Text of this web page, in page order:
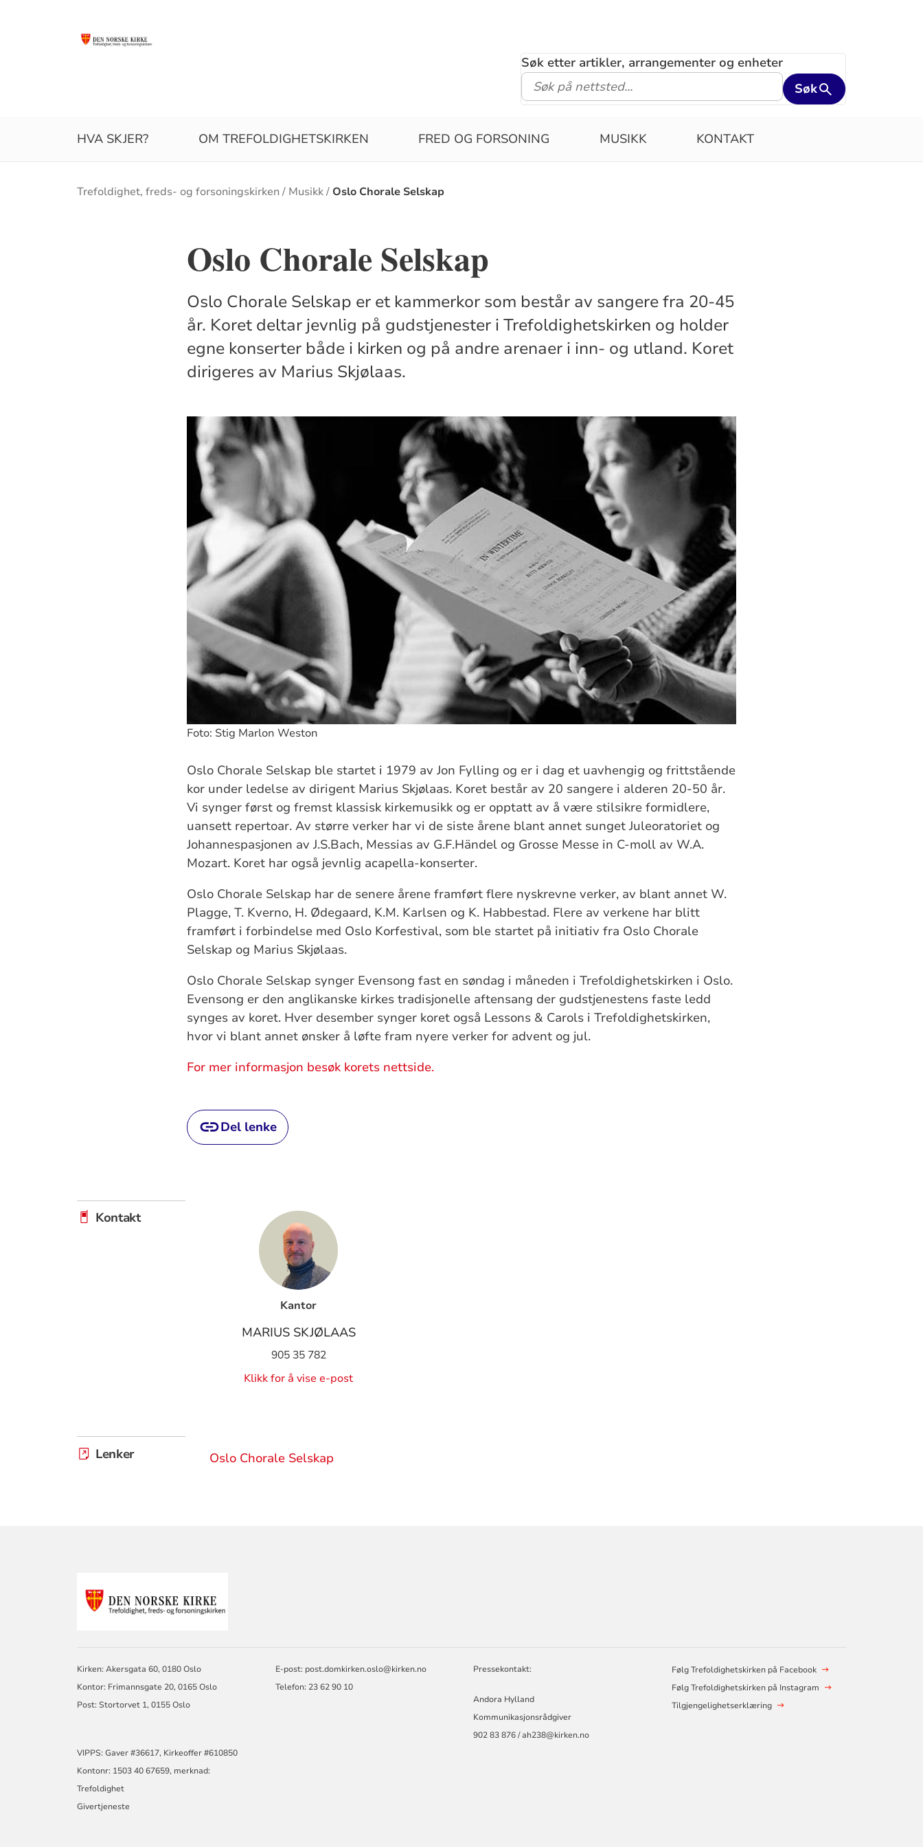
Søk etter artikler, arrangementer og enheter
Søk
HVA SKJER? OM TREFOLDIGHETSKIRKEN FRED OG FORSONING MUSIKK KONTAKT
Brødsmulesti
Trefoldighet, freds- og forsoningskirken Musikk Oslo Chorale Selskap
Oslo Chorale Selskap
Oslo Chorale Selskap er et kammerkor som består av sangere fra 20-45
år. Koret deltar jevnlig på gudstjenester i Trefoldighetskirken og holder
egne konserter både i kirken og på andre arenaer i inn- og utland. Koret
dirigeres av Marius Skjølaas.
Foto: Stig Marlon Weston
Oslo Chorale Selskap ble startet i 1979 av Jon Fylling og er i dag et uavhengig og frittstående
kor under ledelse av dirigent Marius Skjølaas. Koret består av 20 sangere i alderen 20-50 år.
Vi synger først og fremst klassisk kirkemusikk og er opptatt av å være stilsikre formidlere,
uansett repertoar. Av større verker har vi de siste årene blant annet sunget Juleoratoriet og
Johannespasjonen av J.S.Bach, Messias av G.F.Händel og Grosse Messe in C-moll av W.A.
Mozart. Koret har også jevnlig acapella-konserter.
Oslo Chorale Selskap har de senere årene framført flere nyskrevne verker, av blant annet W.
Plagge, T. Kverno, H. Ødegaard, K.M. Karlsen og K. Habbestad. Flere av verkene har blitt
framført i forbindelse med Oslo Korfestival, som ble startet på initiativ fra Oslo Chorale
Selskap og Marius Skjølaas.
Oslo Chorale Selskap synger Evensong fast en søndag i måneden i Trefoldighetskirken i Oslo.
Evensong er den anglikanske kirkes tradisjonelle aftensang der gudstjenestens faste ledd
synges av koret. Hver desember synger koret også Lessons & Carols i Trefoldighetskirken,
hvor vi blant annet ønsker å løfte fram nyere verker for advent og jul.
For mer informasjon besøk korets nettside.
Del lenke
Kontakt
Kantor
MARIUS SKJØLAAS
905 35 782
Klikk for å vise e-post
Lenker Oslo Chorale Selskap
Kirken: Akersgata 60, 0180 Oslo
Kontor: Frimannsgate 20, 0165 Oslo
Post: Stortorvet 1, 0155 Oslo
VIPPS: Gaver #36617, Kirkeoffer #610850
Kontonr: 1503 40 67659, merknad:
Trefoldighet
Givertjeneste
E-post: post.domkirken.oslo@kirken.no
Telefon: 23 62 90 10
Pressekontakt:
Andora Hylland
Kommunikasjonsrådgiver
902 83 876 / ah238@kirken.no
Følg Trefoldighetskirken på Facebook
Følg Trefoldighetskirken på Instagram
Tilgjengelighetserklæring